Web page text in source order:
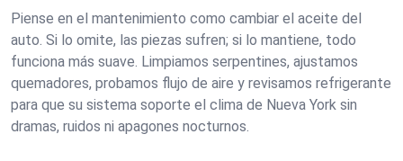
Piense en el mantenimiento como cambiar el aceite del
auto. Si lo omite, las piezas sufren; si lo mantiene, todo
funciona más suave. Limpiamos serpentines, ajustamos
quemadores, probamos flujo de aire y revisamos refrigerante
para que su sistema soporte el clima de Nueva York sin
dramas, ruidos ni apagones nocturnos.